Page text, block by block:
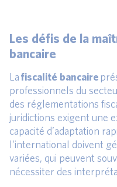
Les défis de la
bancaire
Lafiscalité bancaire
professionnels du
des réglementations
juridictions exigent une
capacité d’adaptation
l’international doivent
variées, qui peuvent
nécessiter des